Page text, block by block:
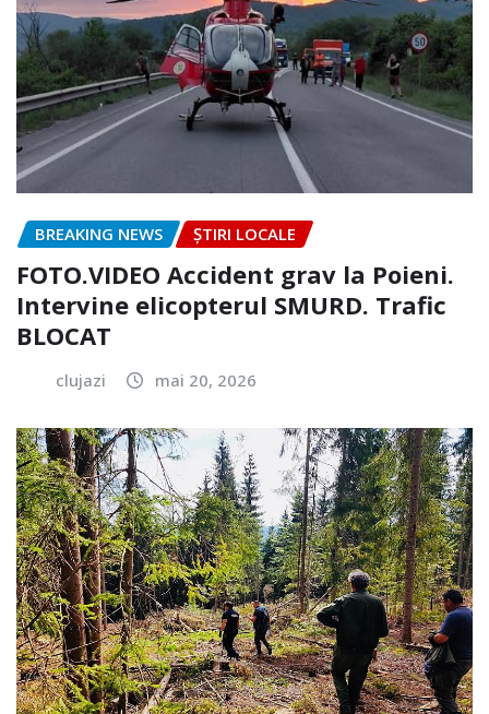
BREAKING NEWS ȘTIRI LOCALE
FOTO.VIDEO Accident grav la Poieni.
Intervine elicopterul SMURD. Trafic
BLOCAT
clujazi mai 20, 2026